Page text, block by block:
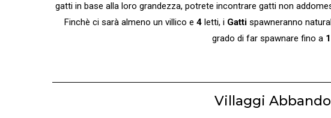
gatti in base alla loro grandezza, potrete incontrare gatti non
Finchè ci sarà almeno un villico e 4letti, i Gattispawneranno
grado di far spawnare fino a
Villaggi